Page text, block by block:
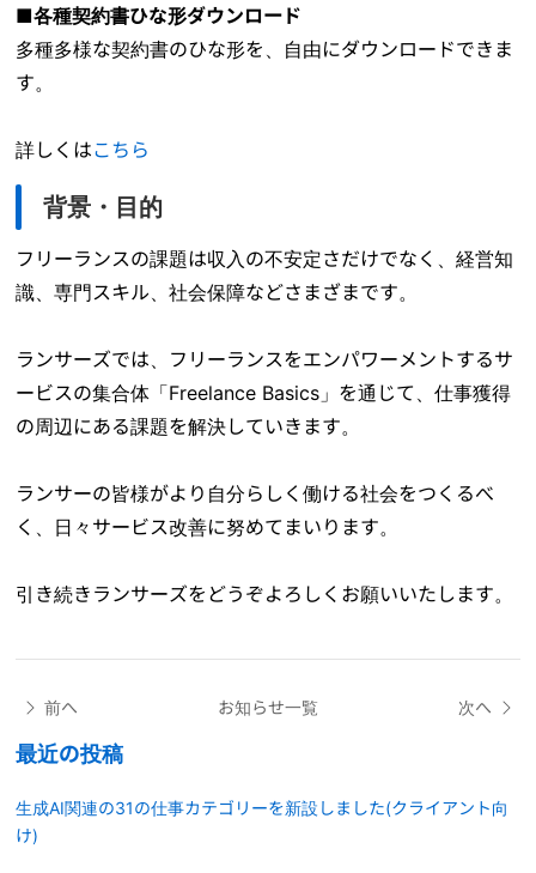
■各種契約書ひな形ダウンロード
多種多様な契約書のひな形を、自由にダウンロードできま
す。
詳しくはこちら
背景・目的
フリーランスの課題は収入の不安定さだけでなく、経営知
識、専門スキル、社会保障などさまざまです。
ランサーズでは、フリーランスをエンパワーメントするサ
ービスの集合体「Freelance Basics」を通じて、仕事獲得
の周辺にある課題を解決していきます。
ランサーの皆様がより自分らしく働ける社会をつくるべ
く、日々サービス改善に努めてまいります。
引き続きランサーズをどうぞよろしくお願いいたします。
前へ お知らせ一覧 次へ
最近の投稿
生成AI関連の31の仕事カテゴリーを新設しました(クライアント向
け)